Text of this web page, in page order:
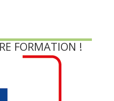
FORMATION !